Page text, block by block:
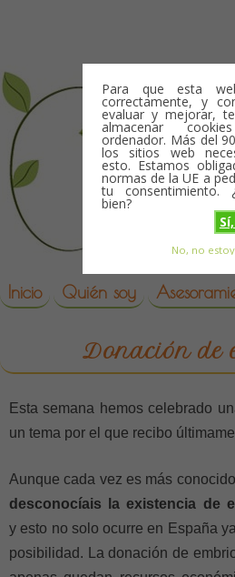
Para que esta
correctamente, y
evaluar y mejorar,
almacenar
ordenador. Más del
los sitios web
esto. Estamos
normas de la UE a
tu consentimiento.
bien?
No, no
reproduccion
Skip to content
Inicio Quién soy
Donación de
Esta semana hemos celebrado
un tema por el que recibo
Aunque cada vez es más
desconocíais la existencia de
y esto no solo ocurre en España
posibilidad. La donación de